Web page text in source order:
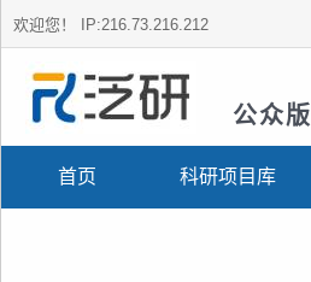
欢迎您！ IP:216.73.216.212
公众版
首页 科研项目库